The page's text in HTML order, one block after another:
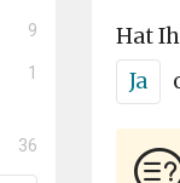
9
1
36
Hat
Ja